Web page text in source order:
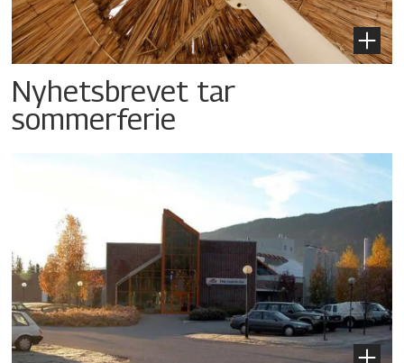
Nyhetsbrevet tar
sommerferie